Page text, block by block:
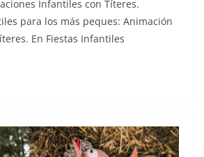
Infantiles con Títeres.
para los más peques: Animación
En Fiestas Infantiles